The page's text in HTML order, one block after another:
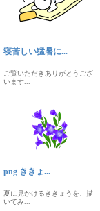
寝苦しい猛暑に...
ご覧いただきありがとうござ
います...
png ききょ...
夏に見かけるききょうを、描
いてみ...